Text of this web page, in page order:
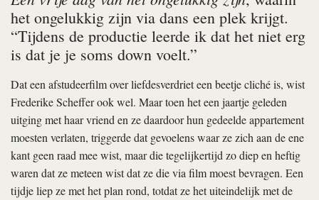
het ongelukkig zijn via dans een plek krijgt.
“Tijdens de productie leerde ik dat het niet erg
is dat je je soms down voelt.”
Dat een afstudeerfilm over liefdesverdriet een beetje cliché is, wist
Frederike Scheffer ook wel. Maar toen het een jaartje geleden
uitging met haar vriend en ze daardoor hun gedeelde appartement
moesten verlaten, triggerde dat gevoelens waar ze zich aan de ene
kant geen raad mee wist, maar die tegelijkertijd zo diep en heftig
waren dat ze meteen wist dat ze die via film moest bevragen. Een
tijdje liep ze met het plan rond, totdat ze het uiteindelijk met de